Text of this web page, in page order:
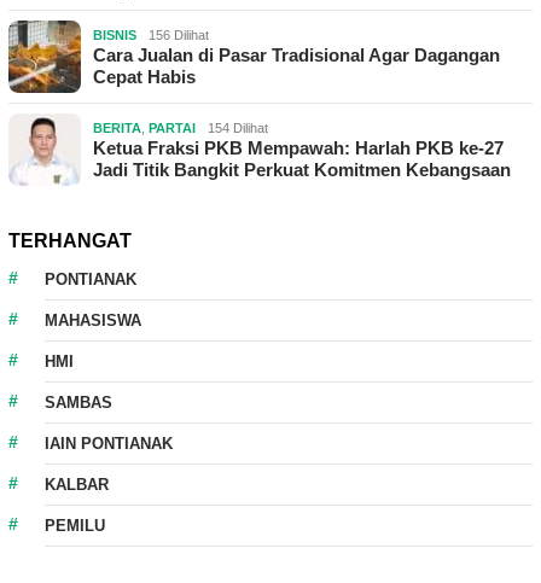
BISNIS 156 Dilihat
Cara Jualan di Pasar Tradisional Agar Dagangan
Cepat Habis
BERITA PARTAI 154 Dilihat
Ketua Fraksi PKB Mempawah: Harlah PKB ke-27
Jadi Titik Bangkit Perkuat Komitmen Kebangsaan
TERHANGAT
PONTIANAK
MAHASISWA
HMI
SAMBAS
IAIN PONTIANAK
KALBAR
PEMILU